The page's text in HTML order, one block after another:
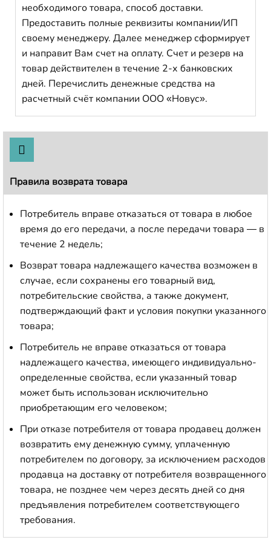
необходимого товара, способ доставки.
Предоставить полные реквизиты компании/ИП
своему менеджеру. Далее менеджер сформирует
и направит Вам счет на оплату. Счет и резерв на
товар действителен в течение 2-х банковских
дней. Перечислить денежные средства на
расчетный счёт компании ООО «Новус».
Правила возврата товара
Потребитель вправе отказаться от товара в любое
время до его передачи, а после передачи товара — в
течение 2 недель;
Возврат товара надлежащего качества возможен в
случае, если сохранены его товарный вид,
потребительские свойства, а также документ,
подтверждающий факт и условия покупки указанного
товара;
Потребитель не вправе отказаться от товара
надлежащего качества, имеющего индивидуально-
определенные свойства, если указанный товар
может быть использован исключительно
приобретающим его человеком;
При отказе потребителя от товара продавец должен
возвратить ему денежную сумму, уплаченную
потребителем по договору, за исключением расходов
продавца на доставку от потребителя возвращенного
товара, не позднее чем через десять дней со дня
предъявления потребителем соответствующего
требования.